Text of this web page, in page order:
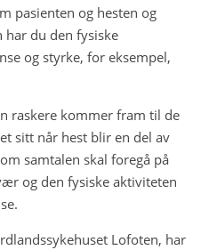
pasienten og hesten og
har du den fysiske
og styrke, for eksempel,
raskere kommer fram til de
sitt når hest blir en del av
samtalen skal foregå på
og den fysiske aktiviteten
Lofoten, har